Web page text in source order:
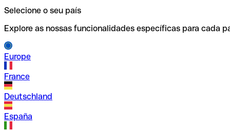
Selecione o seu país
Explore as nossas funcionalidades específicas para cada
Europe
France
Deutschland
España